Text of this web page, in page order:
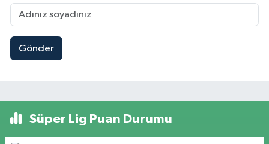
Gönder
Süper Lig Puan Durumu